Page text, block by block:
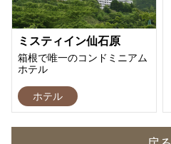
ミスティイン仙石原
箱根で唯一のコンドミニアム
ホテル
ホテル